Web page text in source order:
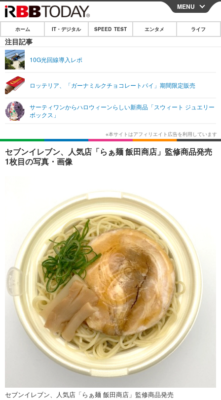
CLOSE
ホーム
IT・デジタル
ショッピング その他
SPEED TEST
エンタメTOP
韓国・芸能
音楽 スポーツ
ライフ
ライフTOP グルメ
ペット ショッピング
リリース一覧
プッシュ通知の停止方法
MENU
ホーム IT・デジタル SPEED TEST エンタメ ライフ
注目記事
10G光回線導入レポ
ロッテリア、「ガーナミルクチョコレートパイ」期間限定販売
サーティワンからハロウィーンらしい新商品「スウィート ジュエリー
ボックス」
セブンイレブン、人気店「らぁ麺 飯田商店」監修商品発売
1枚目の写真・画像
セブンイレブン、人気店「らぁ麺 飯田商店」監修商品発売